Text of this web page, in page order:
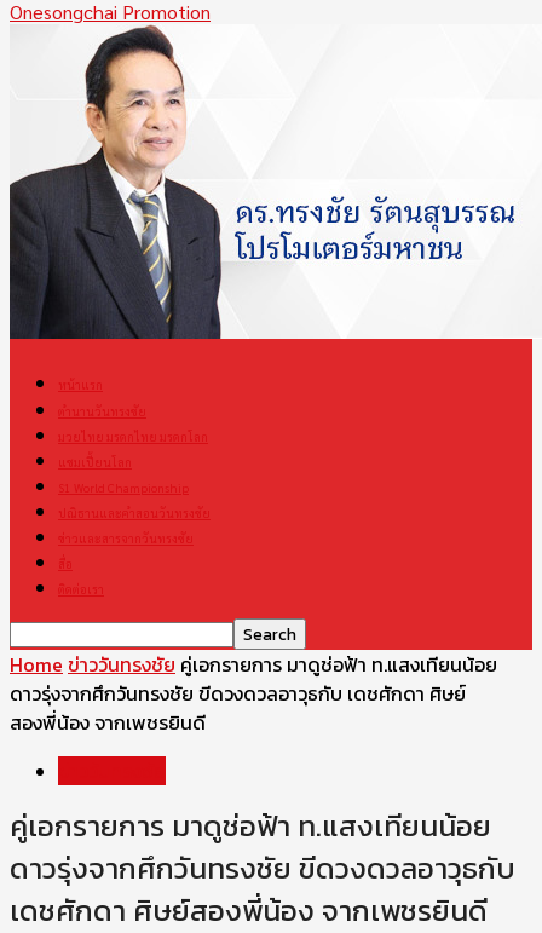
Onesongchai Promotion
หน้าแรก
ตำนานวันทรงชัย
มวยไทย มรดกไทย มรดกโลก
แชมเปี้ยนโลก
S1 World Championship
ปณิธานและคำสอนวันทรงชัย
ข่าวและสารจากวันทรงชัย
สื่อ
ติดต่อเรา
Home ข่าววันทรงชัย คู่เอกรายการ มาดูช่อฟ้า ท.แสงเทียนน้อย
ดาวรุ่งจากศึกวันทรงชัย ขีดวงดวลอาวุธกับ เดชศักดา ศิษย์
สองพี่น้อง จากเพชรยินดี
คู่เอกรายการ มาดูช่อฟ้า ท.แสงเทียนน้อย
ดาวรุ่งจากศึกวันทรงชัย ขีดวงดวลอาวุธกับ
เดชศักดา ศิษย์สองพี่น้อง จากเพชรยินดี